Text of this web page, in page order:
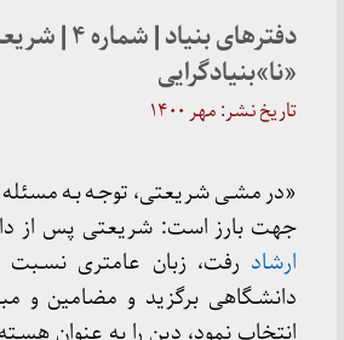
دفترهای بنیاد |
«نا»بنیادگرایی
تاریخ نشر: مهر ۱۴۰۰
«در مشـی شریعتی، توجـه بـه
جهت بارز است: شریعتی پس از
ارشاد رفت، زبان عامتری
دانشـگاهی برگزید و مضامین و